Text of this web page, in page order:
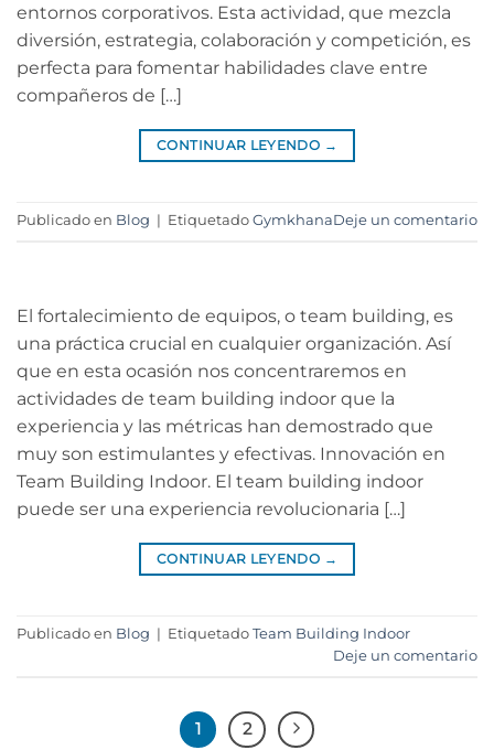
entornos corporativos. Esta actividad, que mezcla
diversión, estrategia, colaboración y competición, es
perfecta para fomentar habilidades clave entre
compañeros de […]
CONTINUAR LEYENDO →
Publicado en Blog | Etiquetado GymkhanaDeje un comentario
El fortalecimiento de equipos, o team building, es
una práctica crucial en cualquier organización. Así
que en esta ocasión nos concentraremos en
actividades de team building indoor que la
experiencia y las métricas han demostrado que
muy son estimulantes y efectivas. Innovación en
Team Building Indoor. El team building indoor
puede ser una experiencia revolucionaria […]
CONTINUAR LEYENDO →
Publicado en Blog | Etiquetado Team Building Indoor
Deje un comentario
1 2